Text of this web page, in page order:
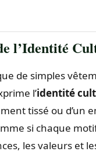
l’Identité
de simples
l’identité
tissé ou d’un
si chaque
les valeurs et